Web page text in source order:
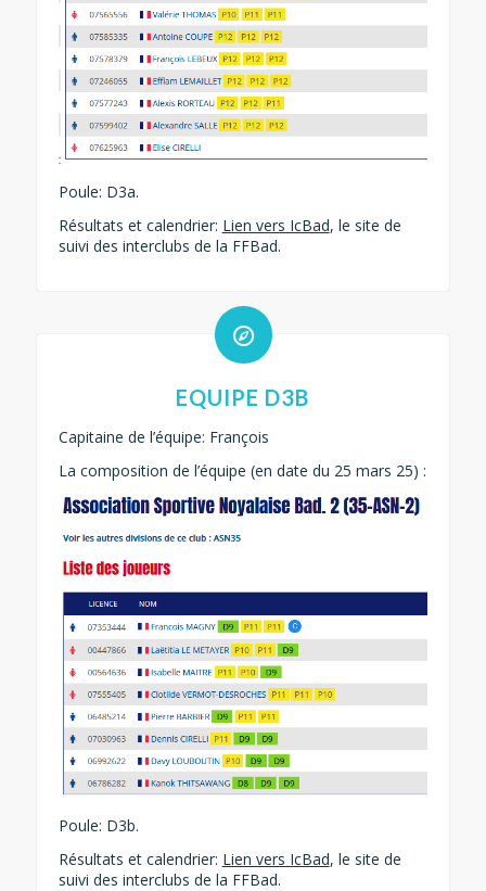
Poule: D3a.
Résultats et calendrier: Lien vers IcBad, le site de
suivi des interclubs de la FFBad.
EQUIPE D3B
Capitaine de l’équipe: François
La composition de l’équipe (en date du 25 mars 25) :
Poule: D3b.
Résultats et calendrier: Lien vers IcBad, le site de
suivi des interclubs de la FFBad.